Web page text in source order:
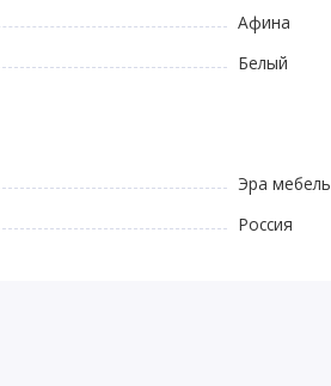
Афина
Белый
Эра мебель
Россия